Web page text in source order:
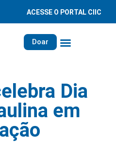
ACESSE O PORTAL CIIC
Doar
Dia
em